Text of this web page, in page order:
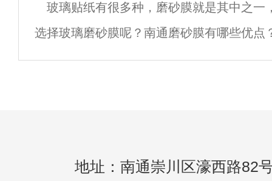
的通断与否控制玻璃的透明与不透明状态。
璃本身不仅具有一切安权玻璃的特性，同时
具
玻璃贴纸有很多种，磨砂膜就是其中之一
选择玻璃磨砂膜呢？南通磨砂膜有哪些优点
为建筑玻璃墙面增添光彩，使建筑外观更加
地址：南通崇川区濠西路82